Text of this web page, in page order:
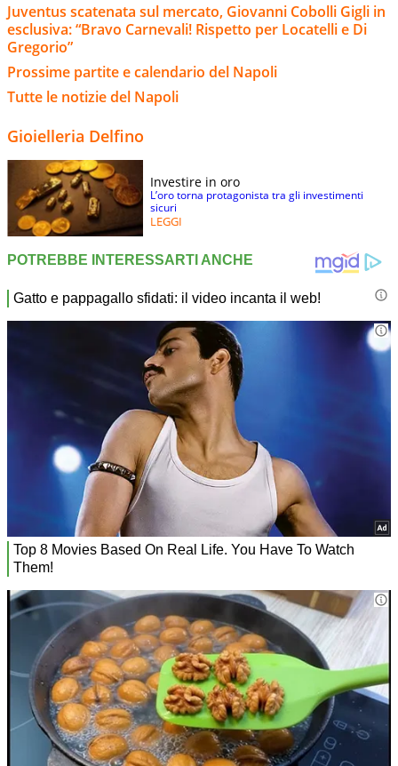
Juventus scatenata sul mercato, Giovanni Cobolli Gigli in
esclusiva: “Bravo Carnevali! Rispetto per Locatelli e Di
Gregorio”
Prossime partite e calendario del Napoli
Tutte le notizie del Napoli
Gioielleria Delfino
Investire in oro
L’oro torna protagonista tra gli investimenti
sicuri
LEGGI